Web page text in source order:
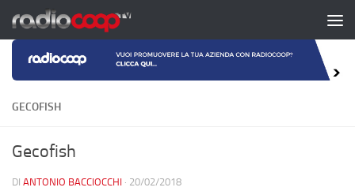
Salta al contenuto
GECOFISH
Gecofish
DI ANTONIO BACCIOCCHI · 20/02/2018